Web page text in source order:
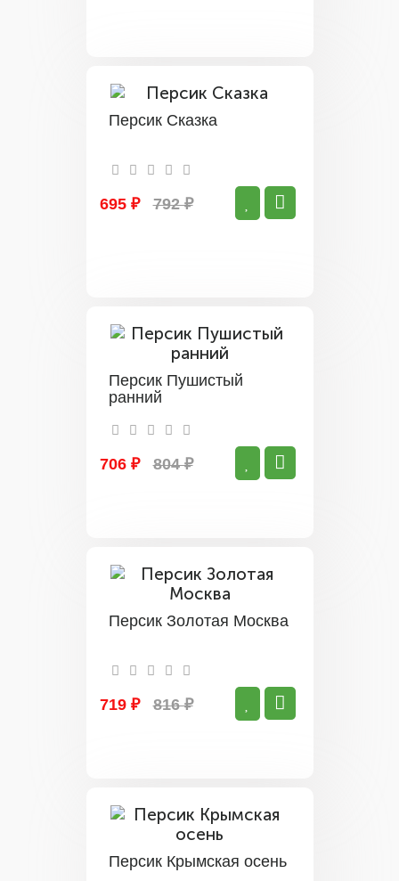
Персик Сказка
695 ₽ 792 ₽
Персик Пушистый
ранний
706 ₽ 804 ₽
Персик Золотая Москва
719 ₽ 816 ₽
Персик Крымская осень